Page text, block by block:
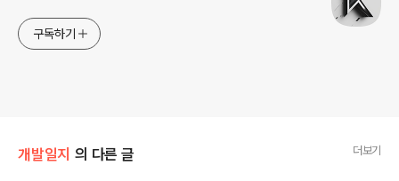
구독하기
개발일지 의 다른 글 더보기